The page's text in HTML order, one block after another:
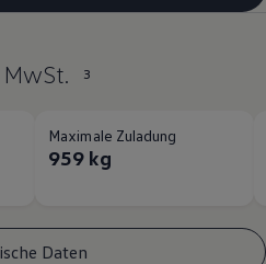
3
Maximale Zuladung
959 kg
Daten